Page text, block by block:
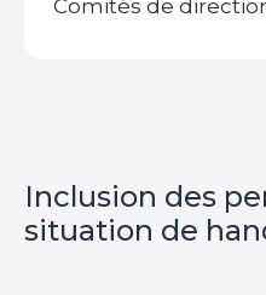
Comités de
Inclusion des
situation de